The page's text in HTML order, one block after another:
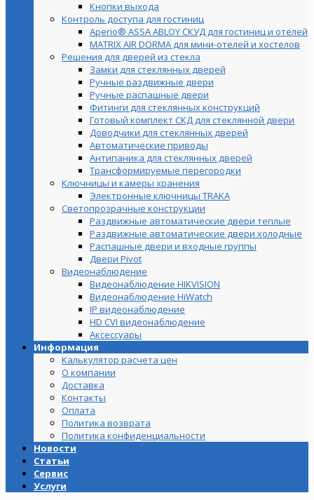
Кнопки выхода
Контроль доступа для гостиниц
Aperio® ASSA ABLOY СКУД для гостиниц и отелей
MATRIX AIR DORMA для мини-отелей и хостелов
Решения для дверей из стекла
Замки для стеклянных дверей
Ручные раздвижные двери
Ручные распашные двери
Фитинги для стеклянных конструкций
Готовый комплект СКД для стеклянной двери
Доводчики для стеклянных дверей
Автоматические приводы
Антипаника для стеклянных дверей
Трансформируемые перегородки
Ключницы и камеры хранения
Электронные ключницы TRAKA
Светопрозрачные конструкции
Раздвижные автоматические двери теплые
Раздвижные автоматические двери холодные
Распашные двери и входные группы
Двери Pivot
Видеонаблюдение
Видеонаблюдение HIKVISION
Видеонаблюдение HiWatch
IP видеонаблюдение
HD CVI видеонаблюдение
Аксессуары
Информация
Калькулятор расчета цен
О компании
Доставка
Контакты
Оплата
Политика возврата
Политика конфиденциальности
Новости
Статьи
Сервис
Услуги